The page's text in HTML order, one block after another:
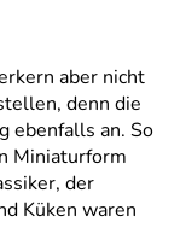
aber nicht
denn die
ebenfalls an. So
Miniaturform
der
Küken waren